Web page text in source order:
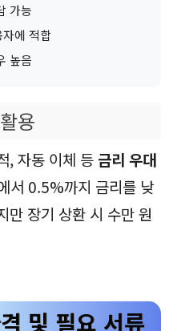
가능
에 적합
높음
용
, 자동 이체 등 금리 우대
서 0.5%까지 금리를 낮
만 장기 상환 시 수만 원
및 필요 서류